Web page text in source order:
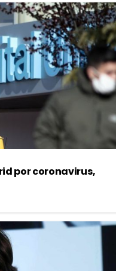
por coronavirus,